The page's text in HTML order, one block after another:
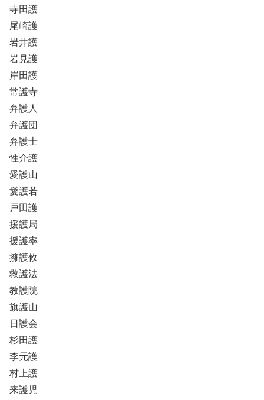
寺田護
尾崎護
岩井護
岩見護
岸田護
常護寺
弁護人
弁護団
弁護士
性介護
愛護山
愛護若
戸田護
援護局
援護率
擁護攸
救護法
教護院
旗護山
日護会
杉田護
李元護
村上護
来護児